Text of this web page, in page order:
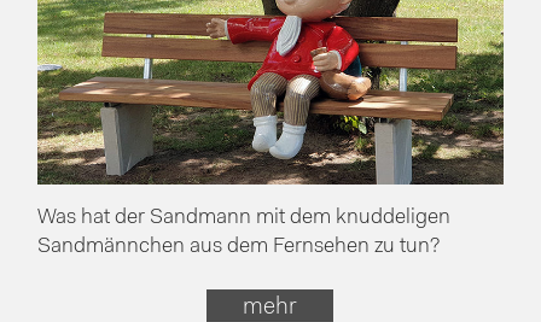
Was hat der Sandmann mit dem knuddeligen
Sandmännchen aus dem Fernsehen zu tun?
mehr